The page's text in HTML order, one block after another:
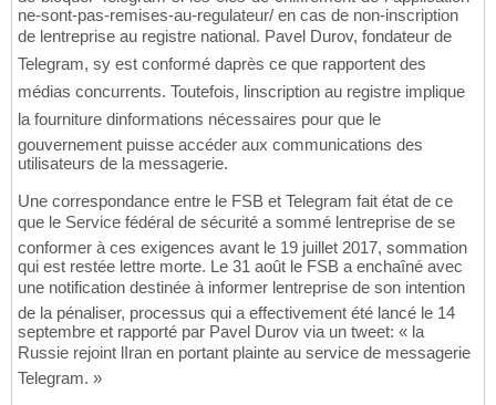
ne-sont-pas-remises-au-regulateur/ en cas de non-inscription
de lentreprise au registre national. Pavel Durov, fondateur de
Telegram, sy est conformé daprès ce que rapportent des
médias concurrents. Toutefois, linscription au registre implique
la fourniture dinformations nécessaires pour que le
gouvernement puisse accéder aux communications des
utilisateurs de la messagerie.
Une correspondance entre le FSB et Telegram fait état de ce
que le Service fédéral de sécurité a sommé lentreprise de se
conformer à ces exigences avant le 19 juillet 2017, sommation
qui est restée lettre morte. Le 31 août le FSB a enchaîné avec
une notification destinée à informer lentreprise de son intention
de la pénaliser, processus qui a effectivement été lancé le 14
septembre et rapporté par Pavel Durov via un tweet: « la
Russie rejoint lIran en portant plainte au service de messagerie
Telegram. »